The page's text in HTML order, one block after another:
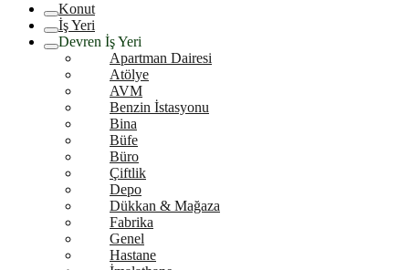
Konut
İş Yeri
Devren İş Yeri
Apartman Dairesi
Atölye
AVM
Benzin İstasyonu
Bina
Büfe
Büro
Çiftlik
Depo
Dükkan & Mağaza
Fabrika
Genel
Hastane